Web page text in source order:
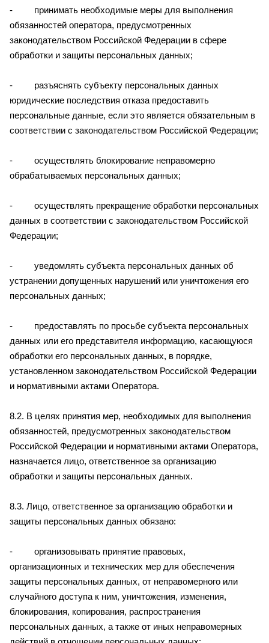
- принимать необходимые меры для выполнения
обязанностей оператора, предусмотренных
законодательством Российской Федерации в сфере
обработки и защиты персональных данных;
- разъяснять субъекту персональных данных
юридические последствия отказа предоставить
персональные данные, если это является обязательным в
соответствии с законодательством Российской Федерации;
- осуществлять блокирование неправомерно
обрабатываемых персональных данных;
- осуществлять прекращение обработки персональных
данных в соответствии с законодательством Российской
Федерации;
- уведомлять субъекта персональных данных об
устранении допущенных нарушений или уничтожения его
персональных данных;
- предоставлять по просьбе субъекта персональных
данных или его представителя информацию, касающуюся
обработки его персональных данных, в порядке,
установленном законодательством Российской Федерации
и нормативными актами Оператора.
8.2. В целях принятия мер, необходимых для выполнения
обязанностей, предусмотренных законодательством
Российской Федерации и нормативными актами Оператора,
назначается лицо, ответственное за организацию
обработки и защиты персональных данных.
8.3. Лицо, ответственное за организацию обработки и
защиты персональных данных обязано:
- организовывать принятие правовых,
организационных и технических мер для обеспечения
защиты персональных данных, от неправомерного или
случайного доступа к ним, уничтожения, изменения,
блокирования, копирования, распространения
персональных данных, а также от иных неправомерных